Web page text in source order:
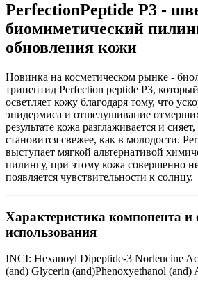
PerfectionPeptide P3 -
биомиметический
обновления кожи
Новинка на косметическом рынке -
трипептид Perfection peptide P3,
осветляет кожу благодаря тому, что
эпидермиса и отшелушивание
результате кожа разглаживается и
становится свежее, как в молодости.
выступает мягкой альтернативой
пилингу, при этому кожа совершенно
появляется чувствительности к солнцу.
Характеристика компонента и
использования
INCI: Hexanoyl Dipeptide-3 Norleucine
(and) Glycerin (and)Phenoxyethanol (and)